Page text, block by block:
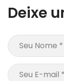
Deixe